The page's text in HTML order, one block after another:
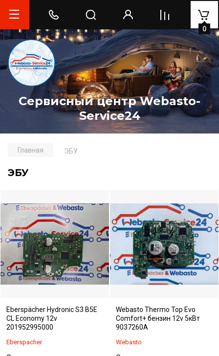
Сервисный центр Webasto-
Service24
0
Главная ЭБУ
ЭБУ
Eberspächer Hydronic S3 B5E
CL Economy 12v
201952995000
Eberspacher
Webasto Thermo Top Evo
Comfort+ бензин 12v 5кВт
9037260A
Webasto